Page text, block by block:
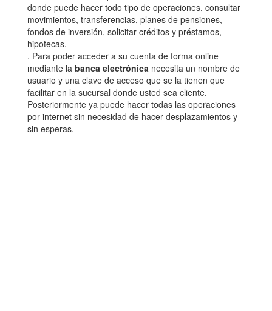
donde puede hacer todo tipo de operaciones, consultar
movimientos, transferencias, planes de pensiones,
fondos de inversión, solicitar créditos y préstamos,
hipotecas.
. Para poder acceder a su cuenta de forma online
mediante la banca electrónica necesita un nombre de
usuario y una clave de acceso que se la tienen que
facilitar en la sucursal donde usted sea cliente.
Posteriormente ya puede hacer todas las operaciones
por internet sin necesidad de hacer desplazamientos y
sin esperas.